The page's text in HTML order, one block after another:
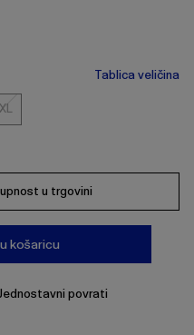
Tablica veličina
XXL
u trgovini
košaricu
povrati